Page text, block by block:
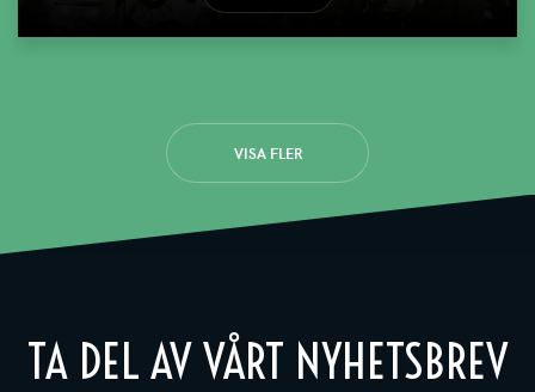
VISA FLER
TA DEL AV VÅRT NYHETSBREV